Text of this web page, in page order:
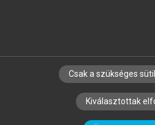
SZERZŐKNEK CÉGEKNEK
SZERKESZTÉSI ÉS
Csak a szükséges
Kiválasztottak